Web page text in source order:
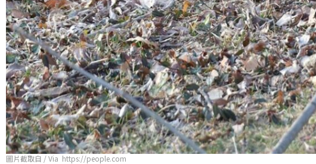
圖片截取自 / Via https://people.com